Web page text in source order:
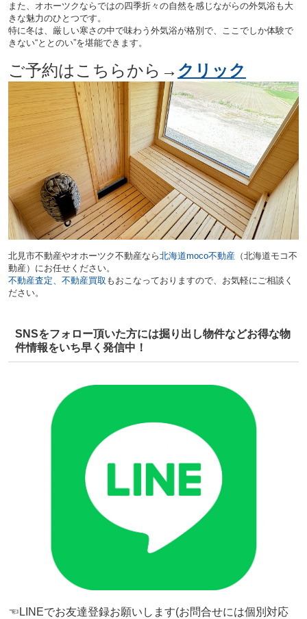
また、オホーツクならではの四季折々の自然を感じながらの外気浴も大
きな魅力のひとつです。
特に冬は、厳しい寒さの中で味わう外気浴が格別で、ここでしか体験で
きない“ととのい”を堪能できます。
ご予約はこちらから→ クリック
北見市不動産やオホーツク不動産なら北海道moco不動産（北海道モコ不
動産）にお任せください。
不動産査定、不動産買取 もおこなっておりますので、 お気軽にご相談く
ださい。
SNSをフォロー頂いた方には掘り出し物件などお得な物
件情報をいち早く発信中！
☜LINEでお友達登録お願いします(お問合せには個別対応